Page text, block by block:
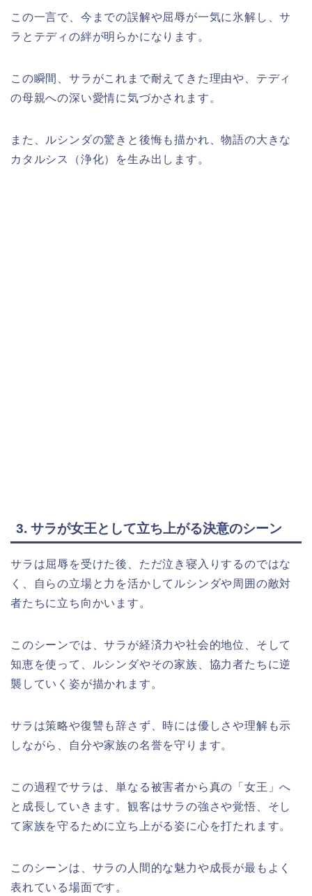
この一言で、今までの誤解や屈辱が一気に氷解し、サ
ラとテディの絆が明らかになります。
この瞬間、サラがこれまで耐えてきた理由や、テディ
の母親への深い愛情に気づかされます。
また、ルシンダの驚きと後悔も描かれ、物語の大きな
カタルシス（浄化）を生み出します。
3. サラが女王として立ち上がる決意のシーン
サラは屈辱を受けた後、ただ泣き寝入りするのではな
く、自らの立場と力を活かしてルシンダや周囲の敵対
者たちに立ち向かいます。
このシーンでは、サラが経済力や社会的地位、そして
知恵を使って、ルシンダやその家族、協力者たちに逆
襲していく姿が描かれます。
サラは策略や復讐も辞さず、時には優しさや理解も示
しながら、自分や家族の名誉を守ります。
この過程でサラは、単なる被害者から真の「女王」へ
と成長していきます。観客はサラの強さや覚悟、そし
て家族を守るために立ち上がる姿に心を打たれます。
このシーンは、サラの人間的な魅力や成長が最もよく
表れている場面です。